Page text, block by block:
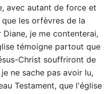
avec autant de force et
les orfèvres de la
je me contenterai,
témoigne partout que
Christ souffriront de
ne sache pas avoir lu,
Testament, que l'église